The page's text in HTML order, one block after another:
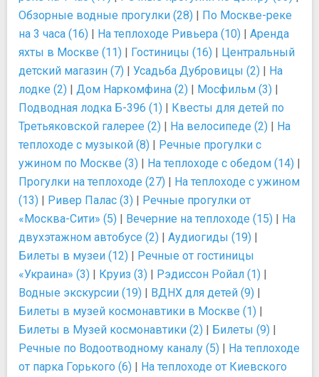
Обзорные водные прогулки (28) | По Москве-реке
на 3 часа (16) | На теплоходе Ривьера (10) | Аренда
яхты в Москве (11) | Гостиницы (16) | Центральный
детский магазин (7) | Усадьба Дубровицы (2) | На
лодке (2) | Дом Наркомфина (2) | Мосфильм (3) |
Подводная лодка Б-396 (1) | Квесты для детей по
Третьяковской галерее (2) | На велосипеде (2) | На
теплоходе с музыкой (8) | Речные прогулки с
ужином по Москве (3) | На теплоходе с обедом (14) |
Прогулки на теплоходе (27) | На теплоходе с ужином
(13) | Ривер Палас (3) | Речные прогулки от
«Москва-Сити» (5) | Вечерние на теплоходе (15) | На
двухэтажном автобусе (2) | Аудиогиды (19) |
Билеты в музеи (12) | Речные от гостиницы
«Украина» (3) | Круиз (3) | Рэдиссон Ройал (1) |
Водные экскурсии (19) | ВДНХ для детей (9) |
Билеты в музей космонавтики в Москве (1) |
Билеты в Музей космонавтики (2) | Билеты (9) |
Речные по Водоотводному каналу (5) | На теплоходе
от парка Горького (6) | На теплоходе от Киевского